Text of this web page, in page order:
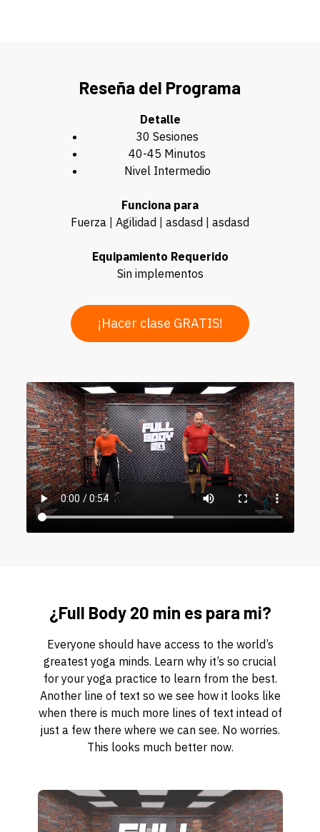
Reseña del Programa
Detalle
30 Sesiones
40-45 Minutos
Nivel Intermedio
Funciona para
Fuerza
Agilidad asdasd asdasd
Equipamiento Requerido
Sin implementos
¡Hacer clase GRATIS!
¿Full Body 20 min es para mi?
Everyone should have access to the world’s
greatest yoga minds. Learn why it’s so crucial
for your yoga practice to learn from the best.
Another line of text so we see how it looks like
when there is much more lines of text intead of
just a few there where we can see. No worries.
This looks much better now.